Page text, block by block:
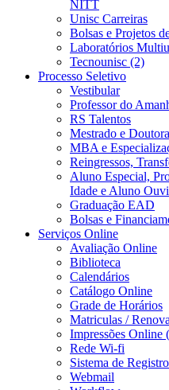
NITT
Unisc Carreiras
Bolsas e Projetos
Laboratórios
Tecnounisc (2)
Processo Seletivo
Vestibular
Professor do
RS Talentos
Mestrado e
MBA e
Reingressos,
Aluno Especial,
Idade e Aluno
Graduação EAD
Bolsas e
Serviços Online
Avaliação Online
Biblioteca
Calendários
Catálogo Online
Grade de Horários
Matriculas /
Impressões Online
Rede Wi-fi
Sistema de
Webmail